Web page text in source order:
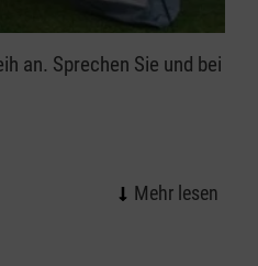
an. Sprechen Sie und bei